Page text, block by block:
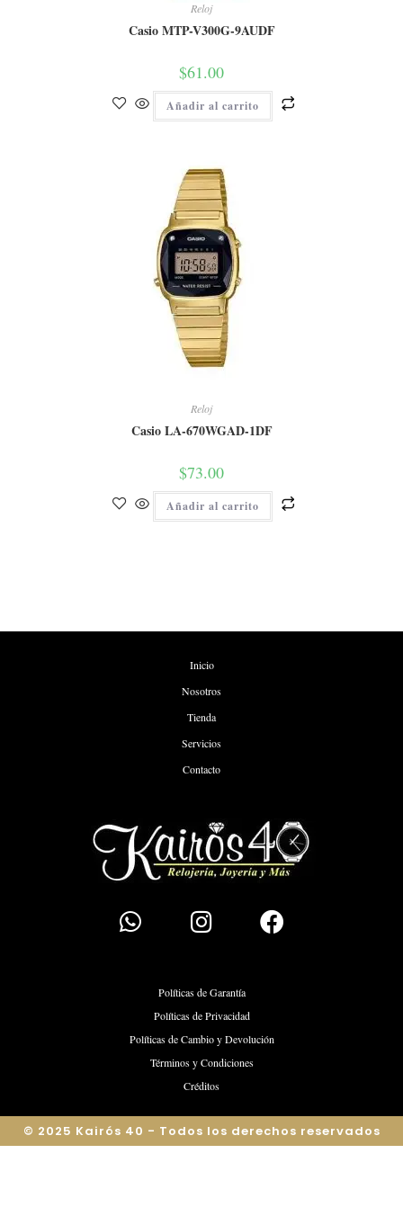
Reloj
Casio MTP-V300G-9AUDF
$61.00
Añadir al carrito
Reloj
Casio LA-670WGAD-1DF
$73.00
Añadir al carrito
Inicio
Nosotros
Tienda
Servicios
Contacto
Políticas de Garantía
Políticas de Privacidad
Políticas de Cambio y Devolución
Términos y Condiciones
Créditos
© 2025 Kairós 40 - Todos los derechos reservados